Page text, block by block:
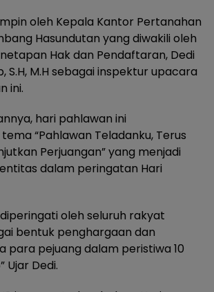
oleh Kepala Kantor Pertanahan
Hasundutan yang diwakili oleh
Hak dan Pendaftaran, Dedi
S.H, M.H sebagai inspektur upacara
ini.
hari pahlawan ini
“Pahlawan Teladanku, Terus
Perjuangan” yang menjadi
dalam peringatan Hari
oleh seluruh rakyat
bentuk penghargaan dan
para pejuang dalam peristiwa 10
Ujar Dedi.